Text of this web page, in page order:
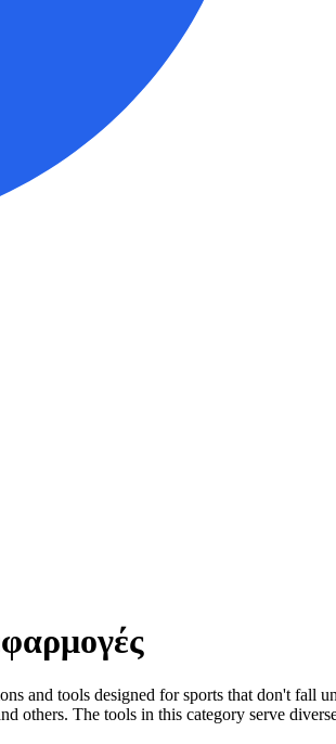
and tools designed for sports that don't fall
others. The tools in this category serve